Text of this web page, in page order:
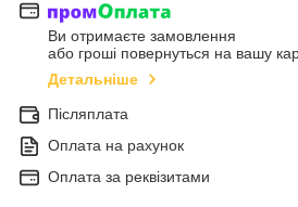
Ви отримаєте замовлення
або гроші повернуться на вашу
Детальніше
Післяплата
Оплата на рахунок
Оплата за реквізитами